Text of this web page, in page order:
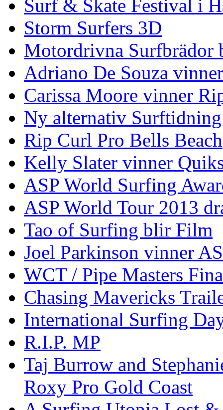
Surf & Skate Festival i
Storm Surfers 3D
Motordrivna Surfbrädor
Adriano De Souza
Carissa Moore vinner
Ny alternativ Surftidning
Rip Curl Pro Bells Beach
Kelly Slater vinner
ASP World Surfing
ASP World Tour 2013
Tao of Surfing blir Film
Joel Parkinson vinner
WCT / Pipe Masters
Chasing Mavericks
International Surfing
R.I.P. MP
Taj Burrow and
Roxy Pro Gold Coast